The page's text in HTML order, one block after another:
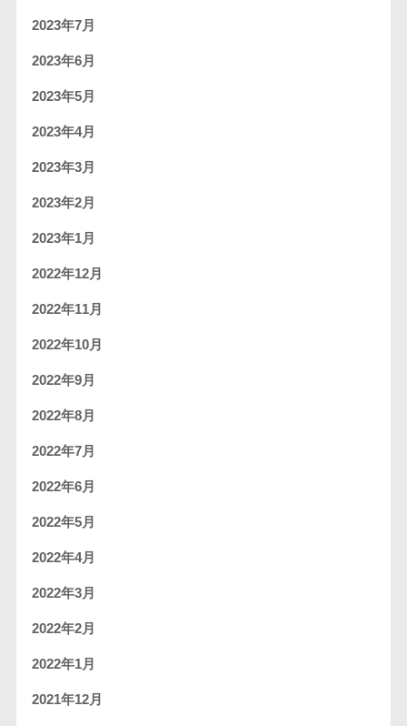
2023年7月
2023年6月
2023年5月
2023年4月
2023年3月
2023年2月
2023年1月
2022年12月
2022年11月
2022年10月
2022年9月
2022年8月
2022年7月
2022年6月
2022年5月
2022年4月
2022年3月
2022年2月
2022年1月
2021年12月